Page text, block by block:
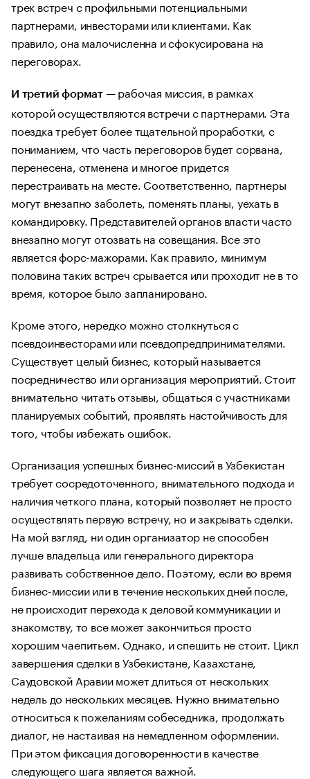
трек встреч с профильными потенциальными
партнерами, инвесторами или клиентами. Как
правило, она малочисленна и сфокусирована на
переговорах.
И третий формат — рабочая миссия, в рамках
которой осуществляются встречи с партнерами. Эта
поездка требует более тщательной проработки, с
пониманием, что часть переговоров будет сорвана,
перенесена, отменена и многое придется
перестраивать на месте. Соответственно, партнеры
могут внезапно заболеть, поменять планы, уехать в
командировку. Представителей органов власти часто
внезапно могут отозвать на совещания. Все это
является форс-мажорами. Как правило, минимум
половина таких встреч срывается или проходит не в то
время, которое было запланировано.
Кроме этого, нередко можно столкнуться с
псевдоинвесторами или псевдопредпринимателями.
Существует целый бизнес, который называется
посредничество или организация мероприятий. Стоит
внимательно читать отзывы, общаться с участниками
планируемых событий, проявлять настойчивость для
того, чтобы избежать ошибок.
Организация успешных бизнес-миссий в Узбекистан
требует сосредоточенного, внимательного подхода и
наличия четкого плана, который позволяет не просто
осуществлять первую встречу, но и закрывать сделки.
На мой взгляд, ни один организатор не способен
лучше владельца или генерального директора
развивать собственное дело. Поэтому, если во время
бизнес-миссии или в течение нескольких дней после,
не происходит перехода к деловой коммуникации и
знакомству, то все может закончиться просто
хорошим чаепитьем. Однако, и спешить не стоит. Цикл
завершения сделки в Узбекистане, Казахстане,
Саудовской Аравии может длиться от нескольких
недель до нескольких месяцев. Нужно внимательно
относиться к пожеланиям собеседника, продолжать
диалог, не настаивая на немедленном оформлении.
При этом фиксация договоренности в качестве
следующего шага является важной.